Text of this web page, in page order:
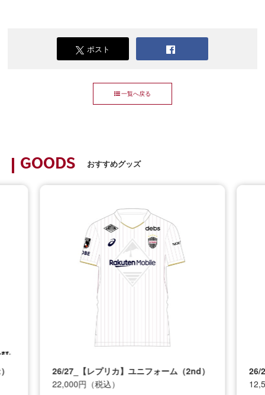
ポスト
一覧へ戻る
GOODS おすすめグッズ
26/27_【レプリカ】ユニフォーム（2nd）
22,000円（税込）
26/